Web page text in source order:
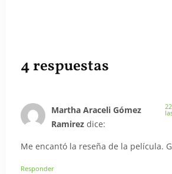
4 respuestas
Martha Araceli Gómez
Ramirez dice:
Me encantó la reseña de la película.
Responder